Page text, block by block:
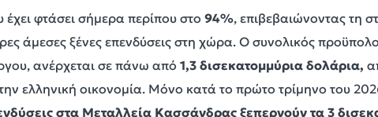
φτάσει σήμερα περίπου στο 94%, επιβεβαιώνοντας τη
άμεσες ξένες επενδύσεις στη χώρα. Ο συνολικός
ανέρχεται σε πάνω από 1,3 δισεκατομμύρια δολάρια,
ελληνική οικονομία. Μόνο κατά το πρώτο τρίμηνο του
στα Μεταλλεία Κασσάνδρας ξεπερνούν τα 3